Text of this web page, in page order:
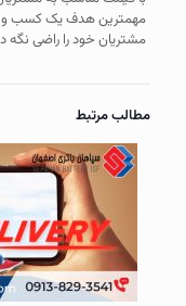
مهمترین هدف یک کسب و
مشتریان خود را راضی نگه
مطالب مرتبط